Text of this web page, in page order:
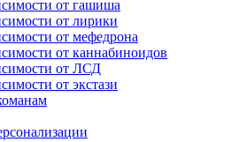
от гашиша
от лирики
от мефедрона
от каннабиноидов
от ЛСД
от экстази